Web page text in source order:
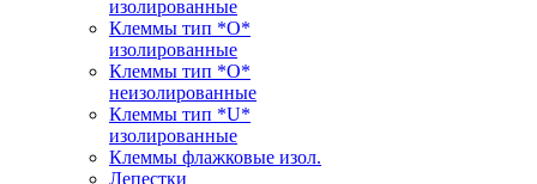
изолированные
Клеммы тип *O*
изолированные
Клеммы тип *O*
неизолированные
Клеммы тип *U*
изолированные
Клеммы флажковые изол.
Лепестки